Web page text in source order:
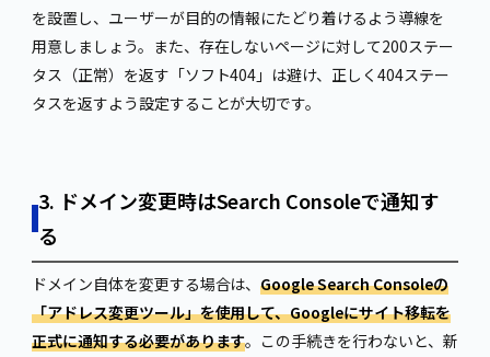
を設置し、ユーザーが目的の情報にたどり着けるよう導線を
用意しましょう。また、存在しないページに対して200ステー
タス（正常）を返す「ソフト404」は避け、正しく404ステー
タスを返すよう設定することが大切です。
3. ドメイン変更時はSearch Consoleで通知す
る
ドメイン自体を変更する場合は、Google Search Consoleの
「アドレス変更ツール」を使用して、Googleにサイト移転を
正式に通知する必要があります。この手続きを行わないと、新